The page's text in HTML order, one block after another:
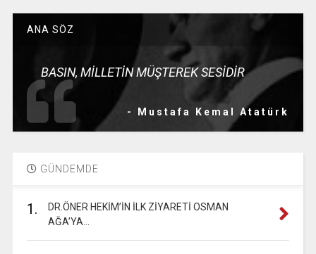
ANA SÖZ
BASIN, MİLLETİN MÜŞTEREK SESİDİR
- Mustafa Kemal Atatürk
GÜNDEMDE
1.
DR.ÖNER HEKİM’İN İLK ZİYARETİ OSMAN
AĞA’YA…